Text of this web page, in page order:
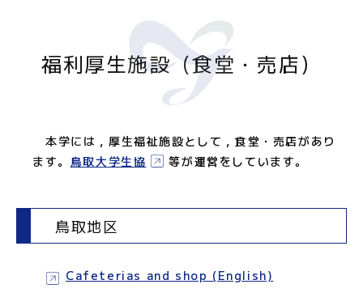
福利厚生施設（食堂・売店）
本学には，厚生福祉施設として，食堂・売店があり
ます。 鳥取大学生協 等が運営をしています。
鳥取地区
Cafeterias and shop (English)